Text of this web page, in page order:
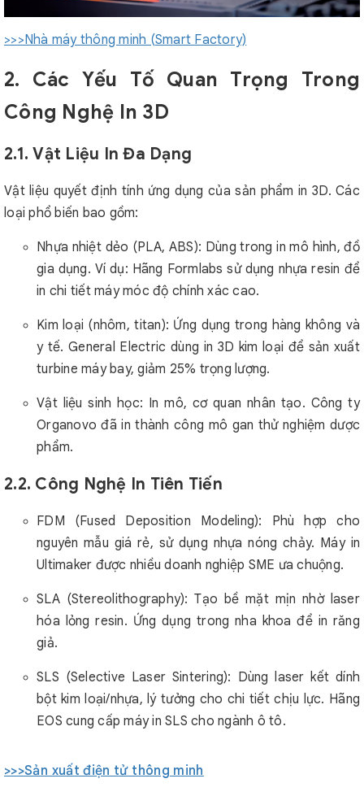
>>>Nhà máy thông minh (Smart Factory)
2. Các Yếu Tố Quan Trọng Trong
Công Nghệ In 3D
2.1. Vật Liệu In Đa Dạng
Vật liệu quyết định tính ứng dụng của sản phẩm in 3D. Các
loại phổ biến bao gồm:
Nhựa nhiệt dẻo (PLA, ABS): Dùng trong in mô hình, đồ
gia dụng. Ví dụ: Hãng Formlabs sử dụng nhựa resin để
in chi tiết máy móc độ chính xác cao.
Kim loại (nhôm, titan): Ứng dụng trong hàng không và
y tế. General Electric dùng in 3D kim loại để sản xuất
turbine máy bay, giảm 25% trọng lượng.
Vật liệu sinh học: In mô, cơ quan nhân tạo. Công ty
Organovo đã in thành công mô gan thử nghiệm dược
phẩm.
2.2. Công Nghệ In Tiên Tiến
FDM (Fused Deposition Modeling): Phù hợp cho
nguyên mẫu giá rẻ, sử dụng nhựa nóng chảy. Máy in
Ultimaker được nhiều doanh nghiệp SME ưa chuộng.
SLA (Stereolithography): Tạo bề mặt mịn nhờ laser
hóa lỏng resin. Ứng dụng trong nha khoa để in răng
giả.
SLS (Selective Laser Sintering): Dùng laser kết dính
bột kim loại/nhựa, lý tưởng cho chi tiết chịu lực. Hãng
EOS cung cấp máy in SLS cho ngành ô tô.
>>>Sản xuất điện tử thông minh